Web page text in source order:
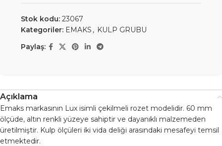
Stok kodu: 23067
Kategoriler: EMAKS , KULP GRUBU
Paylaş:
Açıklama
Emaks markasının Lux isimli çekilmeli rozet modelidir. 60 mm
ölçüde, altın renkli yüzeye sahiptir ve dayanıklı malzemeden
üretilmiştir. Kulp ölçüleri iki vida deliği arasındaki mesafeyi temsil
etmektedir.